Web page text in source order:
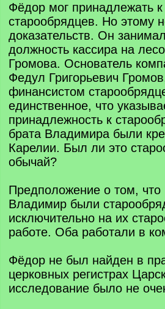
Фёдор мог принадлежать к
старообрядцев. Но этому
доказательств. Он
должность кассира на
Громова. Основатель
Федул Григорьевич
финансистом
единственное, что
принадлежность к
брата Владимира были
Карелии. Был ли это
обычай?
Предположение о том, что
Владимир были
исключительно на их
работе. Оба работали в
Фёдор не был найден в
церковных регистрах
исследование было не